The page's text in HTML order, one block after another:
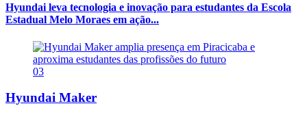
Hyundai leva tecnologia e inovação para estudantes da Escola
Estadual Melo Moraes em ação...
03
Hyundai Maker